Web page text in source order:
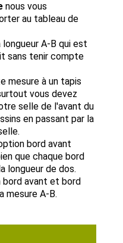
nous vous
au tableau de
A-B qui est
sans tenir compte
mesure à un tapis
vous devez
selle de l'avant du
en passant par la
bord avant
que chaque bord
longueur de dos.
bord avant et bord
mesure A-B.